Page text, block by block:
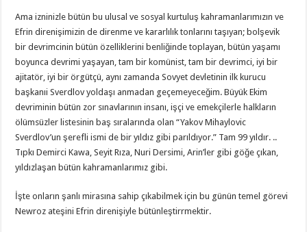
Ama izninizle bütün bu ulusal ve sosyal kurtuluş kahramanlarımızın ve
Efrin direnişimizin de direnme ve kararlılık tonlarını taşıyan; bolşevik
bir devrimcinin bütün özelliklerini benliğinde toplayan, bütün yaşamı
boyunca devrimi yaşayan, tam bir komünist, tam bir devrimci, iyi bir
ajitatör, iyi bir örgütçü, aynı zamanda Sovyet devletinin ilk kurucu
başkanıi Sverdlov yoldaşı anmadan geçemeyeceğim. Büyük Ekim
devriminin bütün zor sınavlarının insanı, işçi ve emekçilerle halkların
ölümsüzler listesinin baş sıralarında olan “Yakov Mihaylovic
Sverdlov’un şerefli ismi de bir yıldız gibi parıldıyor.” Tam 99 yıldır. ..
Tıpkı Demirci Kawa, Seyit Rıza, Nuri Dersimi, Arin’ler gibi göğe çıkan,
yıldızlaşan bütün kahramanlarımız gibi.
İşte onların şanlı mirasına sahip çıkabilmek için bu günün temel görevi
Newroz ateşini Efrin direnişiyle bütünleştirrmektir.